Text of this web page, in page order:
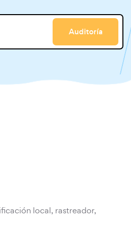
Auditoría
local, rastreador,